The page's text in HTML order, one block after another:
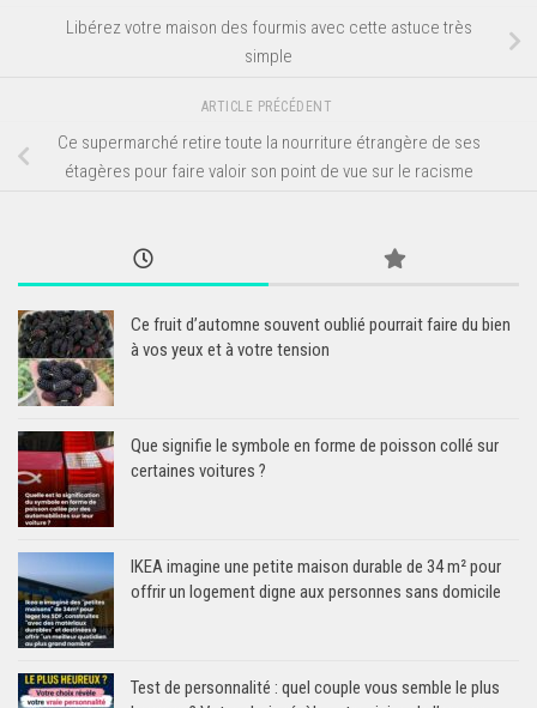
Libérez votre maison des fourmis avec cette astuce très
simple
ARTICLE PRÉCÉDENT
Ce supermarché retire toute la nourriture étrangère de ses
étagères pour faire valoir son point de vue sur le racisme
Ce fruit d’automne souvent oublié pourrait faire du bien
à vos yeux et à votre tension
Que signifie le symbole en forme de poisson collé sur
certaines voitures ?
IKEA imagine une petite maison durable de 34 m² pour
offrir un logement digne aux personnes sans domicile
Test de personnalité : quel couple vous semble le plus